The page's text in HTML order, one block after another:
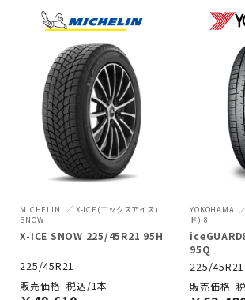
MICHELIN
X-ICE(エックスアイス)
SNOW
X-ICE SNOW 225/45R21 95H
225/45R21
税込/1本
YOKOHAMA
ド) 8
95Q
225/45R21